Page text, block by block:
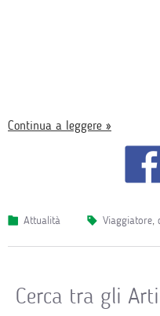
Continua a leggere »
Attualità viaggiatore,
Cerca tra gli